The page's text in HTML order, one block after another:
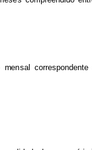
mensal correspondente